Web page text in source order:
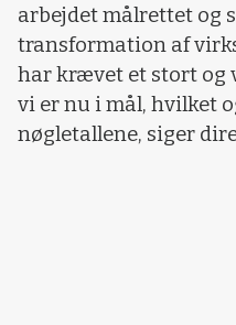
arbejdet målrettet og
transformation af
har krævet et stort og
vi er nu i mål, hvilket
nøgletallene, siger